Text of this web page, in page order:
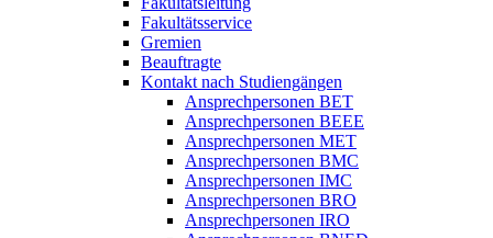
Fakultätsservice
Gremien
Beauftragte
Kontakt nach Studiengängen
Ansprechpersonen BET
Ansprechpersonen BEEE
Ansprechpersonen MET
Ansprechpersonen BMC
Ansprechpersonen IMC
Ansprechpersonen BRO
Ansprechpersonen IRO